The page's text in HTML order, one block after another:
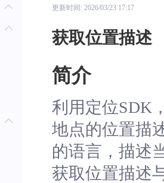
更新时间: 2026/03/23 17:17
获取位置描述
简介
利用定位SDK
地点的位置描
的语言，描述
获取位置描述